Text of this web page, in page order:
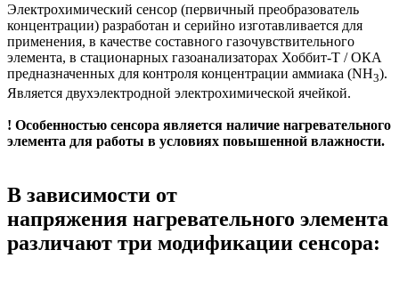
Электрохимический сенсор (первичный преобразователь
концентрации) разработан и серийно изготавливается для
применения, в качестве составного газочувствительного
элемента, в стационарных газоанализаторах Хоббит-Т / ОКА
предназначенных для контроля концентрации аммиака (NH3).
Является двухэлектродной электрохимической ячейкой.
! Особенностью сенсора является наличие нагревательного
элемента для работы в условиях повышенной влажности.
В зависимости от
напряжения нагревательного элемента
различают три модификации сенсора: